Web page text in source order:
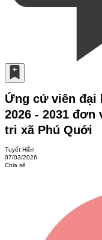
Ứng cử viên đại
2026 - 2031
tri xã Phú Quới
Tuyết Hiền
07/03/2026
Chia sẻ